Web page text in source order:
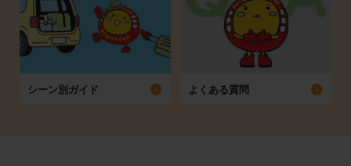
シーン別ガイド よくある質問